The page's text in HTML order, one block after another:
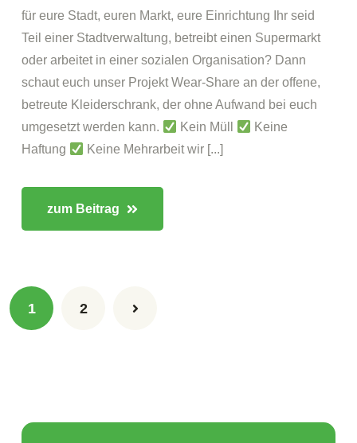
für eure Stadt, euren Markt, eure Einrichtung Ihr seid
Teil einer Stadtverwaltung, betreibt einen Supermarkt
oder arbeitet in einer sozialen Organisation? Dann
schaut euch unser Projekt Wear-Share an der offene,
betreute Kleiderschrank, der ohne Aufwand bei euch
umgesetzt werden kann.
Kein Müll
Keine
Haftung
Keine Mehrarbeit wir [...]
zum Beitrag
1 2